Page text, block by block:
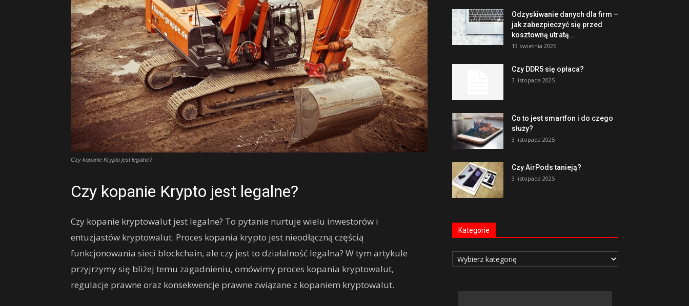
Czy kopanie Krypto jest legalne?
Czy kopanie Krypto jest legalne?
Czy kopanie kryptowalut jest legalne? To pytanie nurtuje wielu inwestorów i
entuzjastów kryptowalut. Proces kopania krypto jest nieodłączną częścią
funkcjonowania sieci blockchain, ale czy jest to działalność legalna? W tym artykule
przyjrzymy się bliżej temu zagadnieniu, omówimy proces kopania kryptowalut,
regulacje prawne oraz konsekwencje prawne związane z kopaniem kryptowalut.
Odzyskiwanie danych dla firm –
jak zabezpieczyć się przed
kosztowną utratą...
13 kwietnia 2026
Czy DDR5 się opłaca?
3 listopada 2025
Co to jest smartfon i do czego
służy?
3 listopada 2025
Czy AirPods tanieją?
3 listopada 2025
Kategorie
Kategorie